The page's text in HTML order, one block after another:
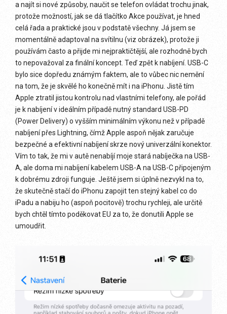
a najít si nové způsoby, naučit se telefon ovládat trochu jinak,
protože možností, jak se dá tlačítko Akce používat, je hned
celá řada a praktické jsou v podstatě všechny. Já jsem se
momentálně adaptoval na svítilnu (viz obrázek), protože ji
používám často a přijde mi nejpraktičtější, ale rozhodně bych
to nepovažoval za finální koncept. Teď zpět k nabíjení. USB-C
bylo sice dopředu známým faktem, ale to vůbec nic nemění
na tom, že je skvělé ho konečně mít i na iPhonu. Jistě tím
Apple ztratil jistou kontrolu nad vlastními telefony, ale pořád
je k nabíjení v ideálním případě nutný standard USB-PD
(Power Delivery) o vyšším minimálním výkonu než v případě
nabíjení přes Lightning, čímž Apple aspoň nějak zaručuje
bezpečné a efektivní nabíjení skrze nový univerzální konektor.
Vím to tak, že mi v autě nenabíjí moje stará nabíječka na USB-
A, ale doma mi nabíjení kabelem USB-A na USB-C připojeným
k dobrému zdroji funguje. Ještě jsem si úplně nezvykl na to,
že skutečně stačí do iPhonu zapojit ten stejný kabel co do
iPadu a nabiju ho (aspoň pocitově) trochu rychleji, ale určitě
bych chtěl tímto poděkovat EU za to, že donutili Apple se
umoudřit.